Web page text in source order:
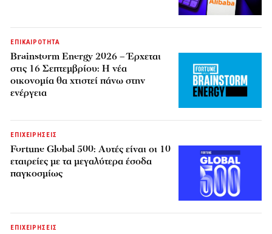
ΕΠΙΚΑΙΡΟΤΗΤΑ
Brainstorm Energy 2026 – Έρχεται
στις 16 Σεπτεμβρίου: Η νέα
οικονομία θα χτιστεί πάνω στην
ενέργεια
ΕΠΙΧΕΙΡΗΣΕΙΣ
Fortune Global 500: Αυτές είναι οι 10
εταιρείες με τα μεγαλύτερα έσοδα
παγκοσμίως
ΕΠΙΧΕΙΡΗΣΕΙΣ